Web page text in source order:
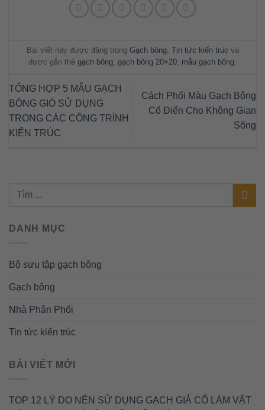
Bài viết này được đăng trong Gạch bông, Tin tức kiến trúc và
được gắn thẻ gạch bông, gạch bông 20×20, mẫu gạch bông.
TỔNG HỢP 5 MẪU GẠCH
BÔNG GIÓ SỬ DỤNG
TRONG CÁC CÔNG TRÌNH
KIẾN TRÚC
Cách Phối Màu Gạch Bông
Cổ Điển Cho Không Gian
Sống
DANH MỤC
Bộ sưu tập gạch bông
Gạch bông
Nhà Phân Phối
Tin tức kiến trúc
BÀI VIẾT MỚI
TOP 12 LÝ DO NÊN SỬ DỤNG GẠCH GIẢ CỔ LÀM VẬT